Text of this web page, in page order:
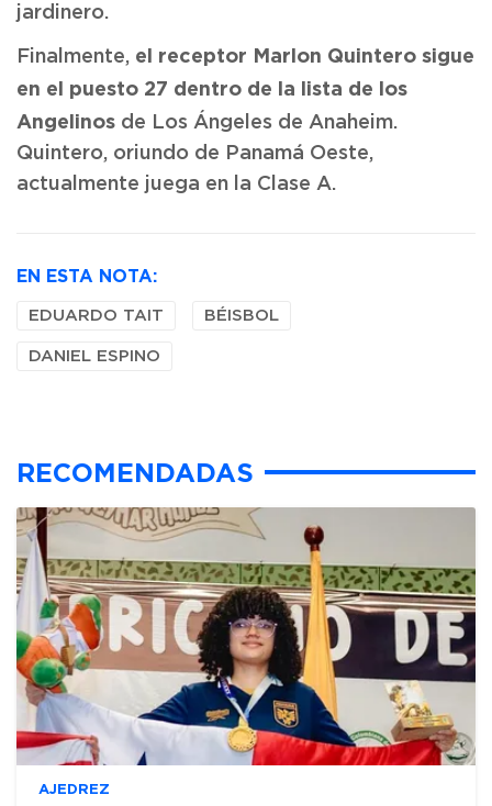
jardinero.
Finalmente, el receptor Marlon Quintero sigue
en el puesto 27 dentro de la lista de los
Angelinos de Los Ángeles de Anaheim.
Quintero, oriundo de Panamá Oeste,
actualmente juega en la Clase A.
EN ESTA NOTA:
EDUARDO TAIT BÉISBOL
DANIEL ESPINO
RECOMENDADAS
AJEDREZ